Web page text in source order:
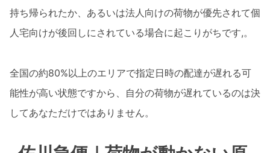
持ち帰られたか、あるいは法人向けの荷物が優先されて個
人宅向けが後回しにされている場合に起こりがちです,。
全国の約80%以上のエリアで指定日時の配達が遅れる可
能性が高い状態ですから、自分の荷物が遅れているのは決
してあなただけではありません。